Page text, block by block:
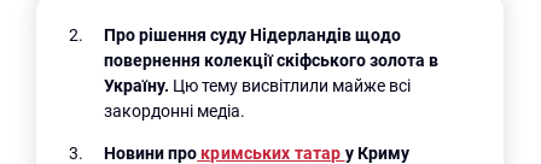
Про рішення суду Нідерландів щодо
повернення колекції скіфського золота в
Україну. Цю тему висвітлили майже всі
закордонні медіа.
Новини прокримських татар у Криму